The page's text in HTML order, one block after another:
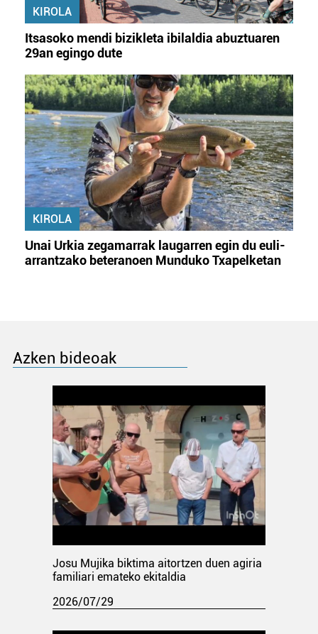
KIROLA
Itsasoko mendi bizikleta ibilaldia abuztuaren
29an egingo dute
KIROLA
Unai Urkia zegamarrak laugarren egin du euli-
arrantzako beteranoen Munduko Txapelketan
Azken bideoak
Josu Mujika biktima aitortzen duen agiria
familiari emateko ekitaldia
2026/07/29